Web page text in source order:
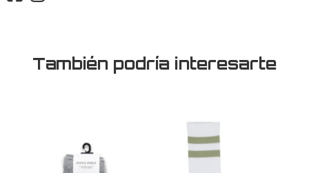
También podría interesarte